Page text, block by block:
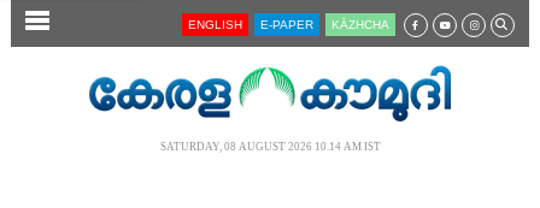
SECTIONS ENGLISH E-PAPER KĀZHCHA
SATURDAY, 08 AUGUST 2026 10.14 AM IST